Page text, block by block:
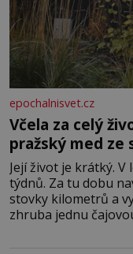
epochalnisvet.cz
Včela za celý
pražský med ze
Její život je krátký.
týdnů. Za tu dobu
stovky kilometrů a
zhruba jednu